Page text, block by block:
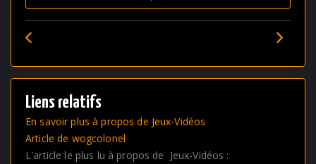
Liens relatifs
En savoir plus à propos de Jeux-Vidéos
Article de wogcolonel
L'article le plus lu à propos de Jeux-Vidéos :